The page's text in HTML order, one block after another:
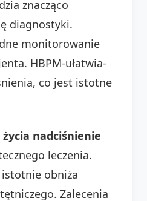
znacząco
diagnostyki.
monitorowanie
HBPM-ułatwia-
co jest istotne
nadciśnienie
leczenia.
obniża
Zalecenia